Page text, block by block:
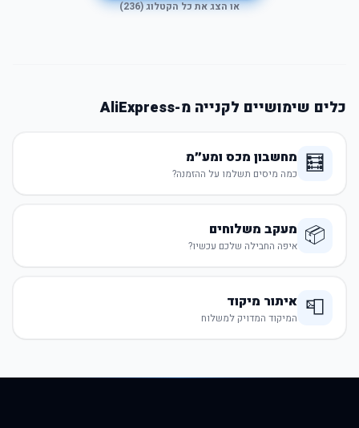
או הצג את כל הקטלוג (236
)
כלים שימושיים לקנייה מ-AliExpress
🧮 מחשבון מכס ומע״מ
כמה מיסים תשלמו על ההזמנה?
📦 מעקב משלוחים
איפה החבילה שלכם עכשיו?
📮 איתור מיקוד
המיקוד המדויק למשלוח